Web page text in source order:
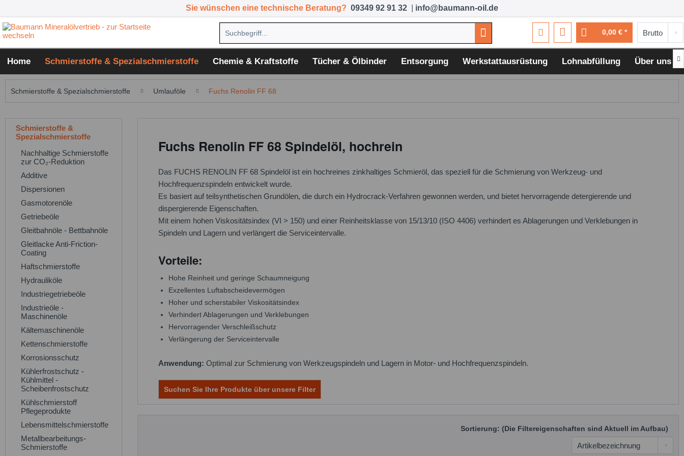
Sie wünschen eine technische Beratung? 09349 92 91 32 info@baumann-oil.de
0,00 € *
Home Schmierstoffe & Spezialschmierstoffe Chemie & Kraftstoffe Tücher & Ölbinder Entsorgung Werkstattausrüstung Lohnabfüllung Über uns 
Schmierstoffe & Spezialschmierstoffe Umlauföle Fuchs Renolin FF 68
Schmierstoffe &
Spezialschmierstoffe
Nachhaltige Schmierstoffe
zur CO₂-Reduktion
Additive
Dispersionen
Gasmotorenöle
Getriebeöle
Gleitbahnöle - Bettbahnöle
Gleitlacke Anti-Friction-
Coating
Haftschmierstoffe
Hydrauliköle
Industriegetriebeöle
Industrieöle -
Maschinenöle
Kältemaschinenöle
Kettenschmierstoffe
Korrosionsschutz
Kühlerfrostschutz -
Kühlmittel -
Scheibenfrostschutz
Kühlschmierstoff
Pflegeprodukte
Lebensmittelschmierstoffe
Metallbearbeitungs-
Schmierstoffe
Fuchs Renolin FF 68 Spindelöl, hochrein
Das FUCHS RENOLIN FF 68 Spindelöl ist ein hochreines zinkhaltiges Schmieröl, das speziell für die Schmierung von Werkzeug- und
Hochfrequenzspindeln entwickelt wurde.
Es basiert auf teilsynthetischen Grundölen, die durch ein Hydrocrack-Verfahren gewonnen werden, und bietet hervorragende detergierende und
dispergierende Eigenschaften.
Mit einem hohen Viskositätsindex (VI > 150) und einer Reinheitsklasse von 15/13/10 (ISO 4406) verhindert es Ablagerungen und Verklebungen in
Spindeln und Lagern und verlängert die Serviceintervalle.
Vorteile:
Hohe Reinheit und geringe Schaumneigung
Exzellentes Luftabscheidevermögen
Hoher und scherstabiler Viskositätsindex
Verhindert Ablagerungen und Verklebungen
Hervorragender Verschleißschutz
Verlängerung der Serviceintervalle
Anwendung: Optimal zur Schmierung von Werkzeugspindeln und Lagern in Motor- und Hochfrequenzspindeln.
Suchen Sie Ihre Produkte über unsere Filter
Sortierung: (Die Filtereigenschaften sind Aktuell im Aufbau)